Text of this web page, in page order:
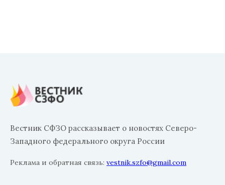
Вестник СФЗО рассказывает о новостях Северо-
Западного федерального округа России
Реклама и обратная связь: vestnik.szfo@gmail.com